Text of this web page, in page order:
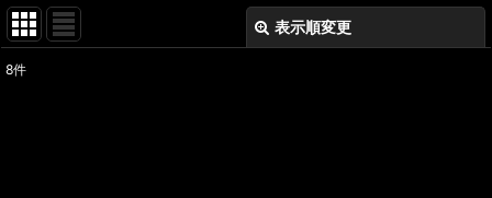
表示順変更
8件